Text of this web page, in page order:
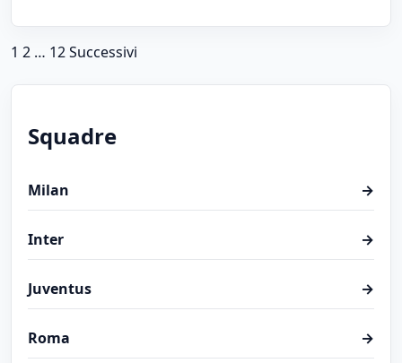
Paginazione degli articoli
1 2 … 12Successivi
Squadre
Milan →
Inter →
Juventus →
Roma →